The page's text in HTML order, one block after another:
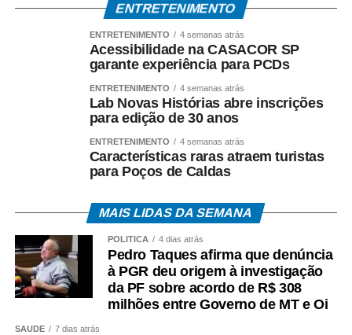
ENTRETENIMENTO
ENTRETENIMENTO 4 semanas atrás
Acessibilidade na CASACOR SP
garante experiência para PCDs
ENTRETENIMENTO 4 semanas atrás
Lab Novas Histórias abre inscrições
para edição de 30 anos
ENTRETENIMENTO 4 semanas atrás
Características raras atraem turistas
para Poços de Caldas
MAIS LIDAS DA SEMANA
POLÍTICA 4 dias atrás
Pedro Taques afirma que denúncia
à PGR deu origem à investigação
da PF sobre acordo de R$ 308
milhões entre Governo de MT e Oi
SAÚDE 7 dias atrás